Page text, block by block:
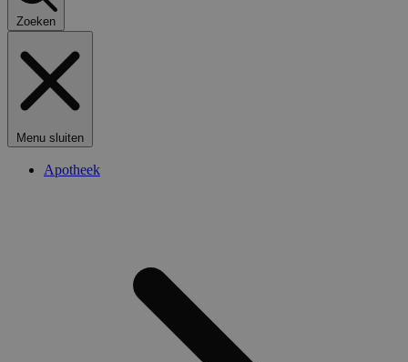
Zoeken
Menu sluiten
Apotheek